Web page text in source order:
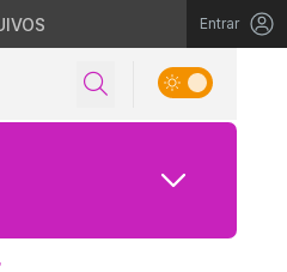
Entrar